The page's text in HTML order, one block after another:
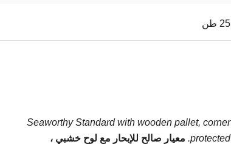
25 طن
Seaworthy Standard with wooden pallet, corner
protected. معيار صالح للإبحار مع لوح خشبي ،